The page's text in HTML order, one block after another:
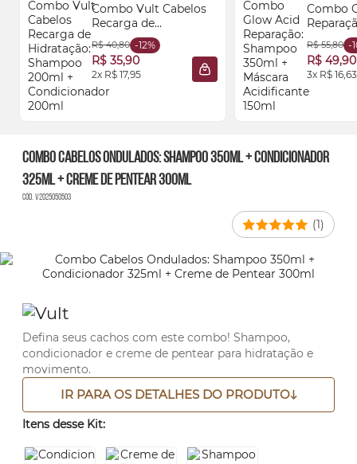
Combo Vult Cabelos
Recarga de
Hidratação: Shampoo
200ml +
Condicionador 200ml
R$ 40,80 -12%
R$ 35,90
2x R$ 17,95 ADICIONAR À SACOLA
Combo
350ml
R$ 55,80 -
R$ 49,90
3x R$ 16,63
Combo Cabelos Ondulados: Shampoo 350ml + Condicionador
325ml + Creme de Pentear 300ml
Cód. V2025050503
(1)
Defina seus cachos com este combo! Shampoo,
condicionador e creme de pentear para hidratação e
movimento.
IR PARA OS DETALHES DO PRODUTO
Itens desse Kit: